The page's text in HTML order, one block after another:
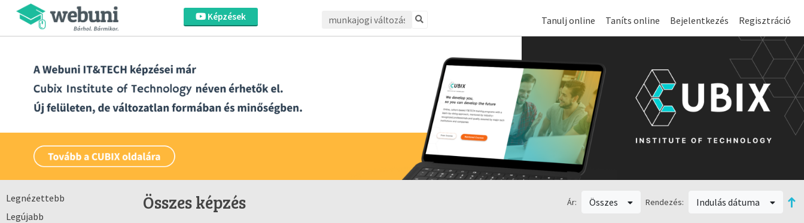
Képzések Tanulj online Taníts online Bejelentkezés Regisztráció
Legnézettebb
Legújabb
Összes képzés Ár: Összes Rendezés: Indulás dátuma